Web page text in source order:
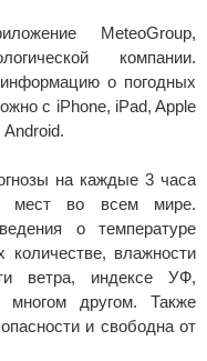
MeteoGroup,
компании.
о погодных
с iPhone, iPad, Apple
на каждые 3 часа
мест во всем мире.
о температуре
количестве, влажности
ветра, индексе УФ,
многом другом. Также
и свободна от